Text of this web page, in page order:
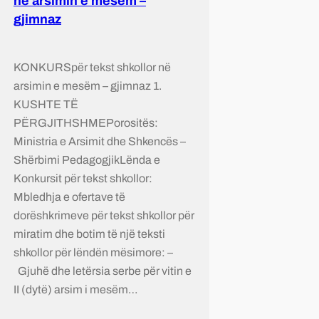
gjimnaz
KONKURSpër tekst shkollor në
arsimin e mesëm – gjimnaz 1.
KUSHTE TË
PËRGJITHSHMEPorositës:
Ministria e Arsimit dhe Shkencës –
Shërbimi PedagogjikLënda e
Konkursit për tekst shkollor:
Mbledhja e ofertave të
dorëshkrimeve për tekst shkollor për
miratim dhe botim të një teksti
shkollor për lëndën mësimore: –
Gjuhë dhe letërsia serbe për vitin e
II (dytë) arsim i mesëm…